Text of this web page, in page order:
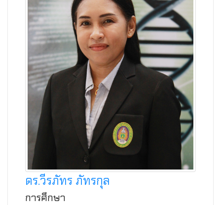
ดร.วีรภัทร ภัทรกุล
การศึกษา